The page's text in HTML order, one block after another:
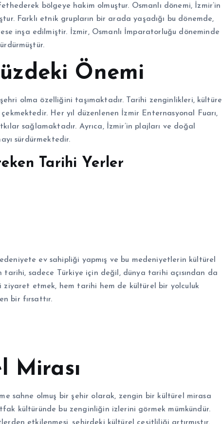
bölgeye hakim olmuştur. Osmanlı dönemi, İzmir’in
Farklı etnik grupların bir arada yaşadığı bu dönemde,
inşa edilmiştir. İzmir, Osmanlı İmparatorluğu döneminde
Önemi
olma özelliğini taşımaktadır. Tarihi zenginlikleri, kültürel
Her yıl düzenlenen İzmir Enternasyonal Fuarı,
sağlamaktadır. Ayrıca, İzmir’in plajları ve doğal
sürdürmektedir.
Tarihi Yerler
ev sahipliği yapmış ve bu medeniyetlerin kültürel
tarihi, sadece Türkiye için değil, dünya tarihi açısından da
ziyaret etmek, hem tarihi hem de kültürel bir yolculuk
bir fırsattır.
Mirası
sahne olmuş bir şehir olarak, zengin bir kültürel mirasa
kültüründe bu zenginliğin izlerini görmek mümkündür.
etkilenmesi, şehirdeki kültürel çeşitliliği artırmıştır.